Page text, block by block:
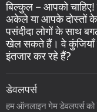
बिल्कुल – आपको चाहिए!
अकेले या आपके दोस्तों
पसंदीदा लोगों के साथ
खेल सकते हैं। वे कुंजियाँ
इंतजार कर रहे हैं?
डेवलपर्स
हम ऑनलाइन गेम डेवलपर्स